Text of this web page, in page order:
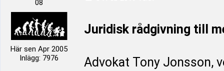
08
Här sen Apr 2005
Inlägg: 7976
Juridisk rådgivning till
Advokat Tony Jonsson,